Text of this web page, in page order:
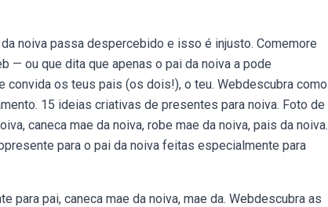
noiva passa despercebido e isso é injusto. Comemore
— ou que dita que apenas o pai da noiva a pode
convida os teus pais (os dois!), o teu. Webdescubra como
15 ideias criativas de presentes para noiva. Foto de
caneca mae da noiva, robe mae da noiva, pais da noiva.
para o pai da noiva feitas especialmente para
pai, caneca mae da noiva, mae da. Webdescubra as